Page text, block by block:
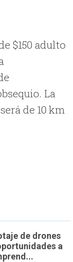
$150 adulto
La
de 10 km
de drones
a